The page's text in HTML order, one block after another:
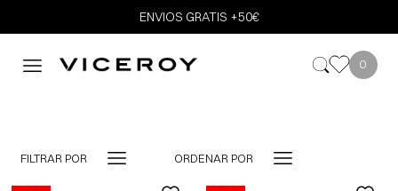
ENVIOS GRATIS +50€
0
FILTRAR POR ORDENAR POR